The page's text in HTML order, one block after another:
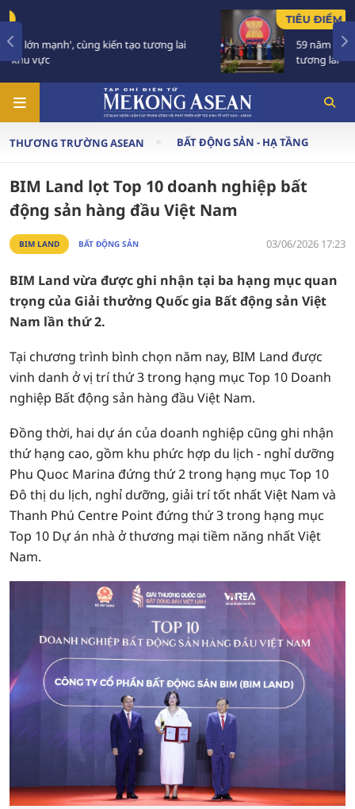
59 năm ASEAN: Giữ vững đoàn kết, định hình
THƯƠNG TRƯỜNG ASEAN BẤT ĐỘNG SẢN - HẠ TẦNG
BIM Land lọt Top 10 doanh nghiệp bất
động sản hàng đầu Việt Nam
BIM LAND BẤT ĐỘNG SẢN 03/06/2026 17:23
BIM Land vừa được ghi nhận tại ba hạng mục quan
trọng của Giải thưởng Quốc gia Bất động sản Việt
Nam lần thứ 2.
​​​​​​Tại chương trình bình chọn năm nay, BIM Land được
vinh danh ở vị trí thứ 3 trong hạng mục Top 10 Doanh
nghiệp Bất động sản hàng đầu Việt Nam.
Đồng thời, hai dự án của doanh nghiệp cũng ghi nhận
thứ hạng cao, gồm khu phức hợp du lịch - nghỉ dưỡng
Phu Quoc Marina đứng thứ 2 trong hạng mục Top 10
Đô thị du lịch, nghỉ dưỡng, giải trí tốt nhất Việt Nam và
Thanh Phú Centre Point đứng thứ 3 trong hạng mục
Top 10 Dự án nhà ở thương mại tiềm năng nhất Việt
Nam.